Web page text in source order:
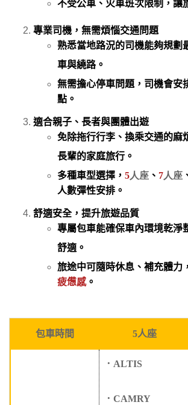
不受公車、火車班次限制，讓
專業司機，無需煩惱交通問題
熟悉當地路況的司機能夠規劃
車與繞路。
無需擔心停車問題，司機會安
點。
適合親子、長者與團體出遊
免除拖行行李 、換乘交通的麻
長輩的家庭旅行。
多種車型選擇， 5人座 、 7人座
人數彈性安排。
舒適安全，提升旅遊品質
專屬包車能確保車內環境乾淨
舒適。
旅途中可隨時休息、補充體力，
疲憊感。
包車時間 5人座
． ALTIS
．CAMRY